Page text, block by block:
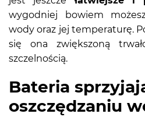
wygodniej bowiem
wody oraz jej temperaturę.
się ona zwiększoną
szczelnością.
Bateria
oszczędzaniu